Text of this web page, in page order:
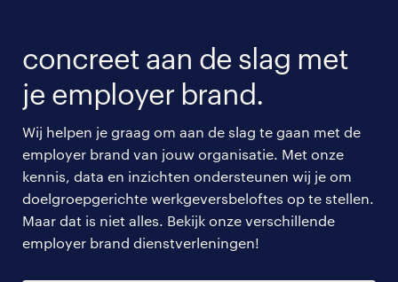
concreet aan de slag met
je employer brand.
Wij helpen je graag om aan de slag te gaan met de
employer brand van jouw organisatie. Met onze
kennis, data en inzichten ondersteunen wij je om
doelgroepgerichte werkgeversbeloftes op te stellen.
Maar dat is niet alles. Bekijk onze verschillende
employer brand dienstverleningen!